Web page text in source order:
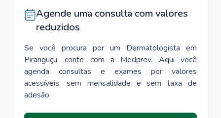
Agende uma consulta com valores
reduzidos
Se você procura por um Dermatologista em
Piranguçu, conte com a Medprev. Aqui você
agenda consultas e exames por valores
acessíveis, sem mensalidade e sem taxa de
adesão.